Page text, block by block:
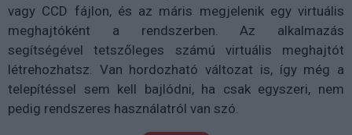
vagy CCD fájlon, és az máris megjelenik egy virtuális
meghajtóként a rendszerben. Az alkalmazás
segítségével tetszőleges számú virtuális meghajtót
létrehozhatsz. Van hordozható változat is, így még a
telepítéssel sem kell bajlódni, ha csak egyszeri, nem
pedig rendszeres használatról van szó.